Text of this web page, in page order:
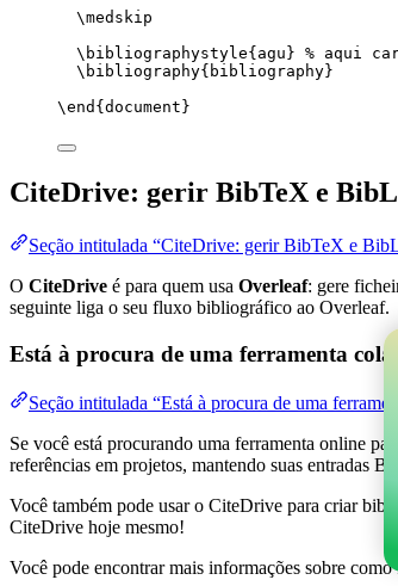
\medskip
\bibliographystyle{agu} % aqui
\bibliography{bibliography}
\end { document }
CiteDrive: gerir BibTeX e
Seção intitulada “CiteDrive: gerir BibTeX e
O CiteDrive é para quem usa Overleaf: gere
seguinte liga o seu fluxo bibliográfico ao Overleaf.
Está à procura de uma ferramenta
Seção intitulada “Está à procura de uma
Se você está procurando uma ferramenta online
referências em projetos, mantendo suas entradas
Você também pode usar o CiteDrive para criar
CiteDrive hoje mesmo!
Você pode encontrar mais informações sobre